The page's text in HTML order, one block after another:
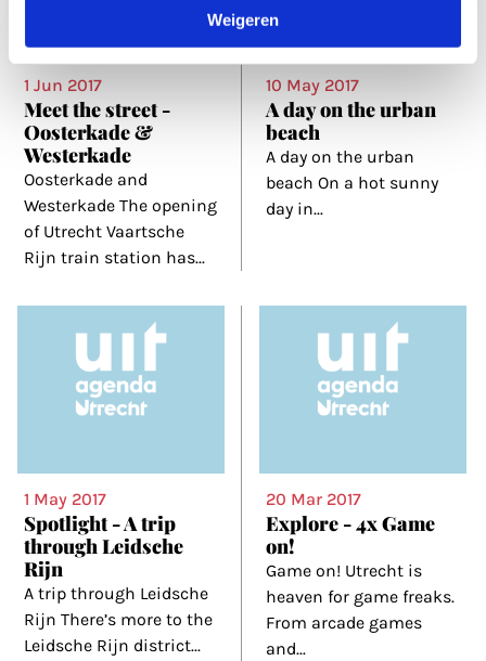
Weigeren
1 Jun 2017
Meet the street -
Oosterkade &
Westerkade
Oosterkade and
Westerkade The opening
of Utrecht Vaartsche
Rijn train station has...
10 May 2017
A day on the urban
beach
A day on the urban
beach On a hot sunny
day in...
1 May 2017
Spotlight - A trip
through Leidsche
Rijn
A trip through Leidsche
Rijn There’s more to the
Leidsche Rijn district...
20 Mar 2017
Explore - 4x Game
on!
Game on! Utrecht is
heaven for game freaks.
From arcade games
and...